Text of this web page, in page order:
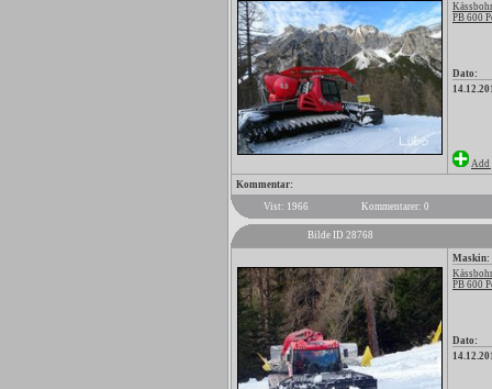
PB 600
Dato:
Add
Kommentar:
Vist: 1966
Kommentarer: 0
Bilde ID 28768
Maskin:
PB 600
Dato: